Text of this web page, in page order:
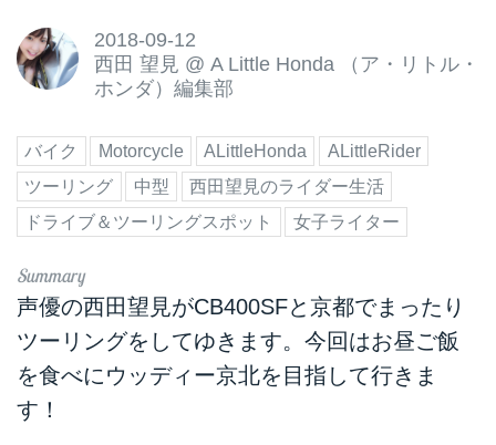
2018-09-12
西田 望見 @ A Little Honda （ア・リトル・
ホンダ）編集部
バイク Motorcycle ALittleHonda
ALittleRider
ツーリング
中型
西田望見のライダー生活
ドライブ＆ツーリングスポット
女子ライター
声優の西田望見がCB400SFと京都でまったり
ツーリングをしてゆきます。今回はお昼ご飯
を食べにウッディー京北を目指して行きま
す！